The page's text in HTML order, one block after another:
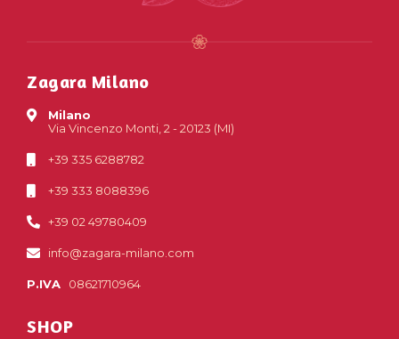
Zagara Milano
Milano
Via Vincenzo Monti, 2 - 20123 (MI)
+39 335 6288782
+39 333 8088396
+39 02 49780409
info@zagara-milano.com
P.IVA 08621710964
SHOP